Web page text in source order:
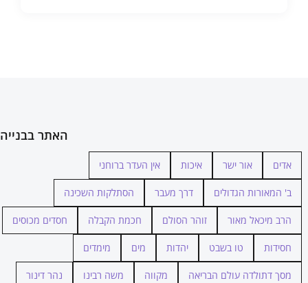
האתר בבנייה
אדים אור ישר איכות אין העדר ברוחני
ב' המאורות הגדולים דרך מעבר הסתלקות השכינה
הרב מיכאל מאור זוהר הסולם חכמת הקבלה חסדים מכוסים
חסידות טו בשבט יהדות מים מימדים
מסך דתולדה עולם הבריאה מקווה משה רבינו נהר דינור